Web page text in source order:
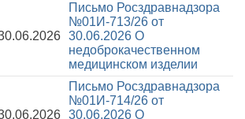
Письмо Росздравнадзора
№01И-713/26 от
30.06.2026 О
недоброкачественном
медицинском изделии
Письмо Росздравнадзора
№01И-714/26 от
30.06.2026 О